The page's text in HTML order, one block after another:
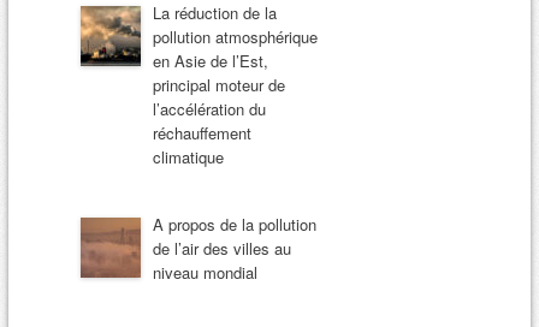
La réduction de la
pollution atmosphérique
en Asie de l’Est,
principal moteur de
l’accélération du
réchauffement
climatique
A propos de la pollution
de l’air des villes au
niveau mondial